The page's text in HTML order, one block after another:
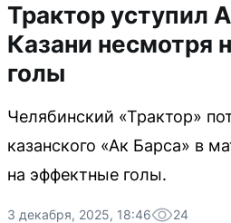
Трактор уступил
Казани несмотря
голы
Челябинский «Трактор»
казанского «Ак Барса» в
на эффектные голы.
3 декабря, 2025, 18:46 24